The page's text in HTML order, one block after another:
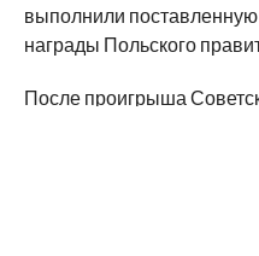
выполнили поставленную
награды Польского
После проигрыша